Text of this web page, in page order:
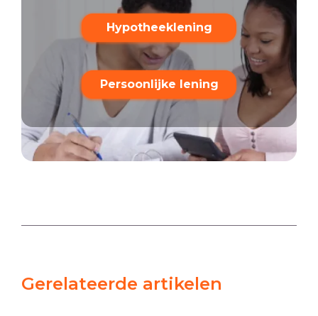
Hypotheeklening
Persoonlijke lening
Gerelateerde artikelen